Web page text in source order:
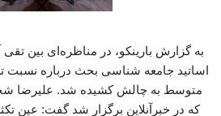
به گزارش بارینکو، در مناظره‌ای بین
اساتید جامعه شناسی بحث درباره نسبت
متوسط به چالش کشیده شد. علیرضا
که در خبرآنلاین برگزار شد گفت: عین